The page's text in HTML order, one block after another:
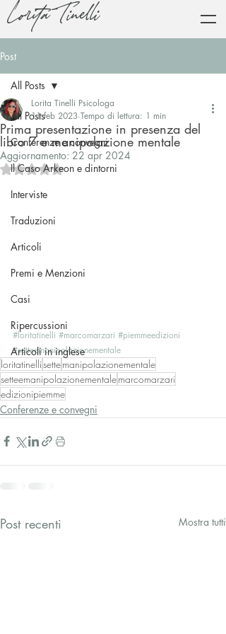
Lorita Tinelli
Post
All Posts
Conferenze e convegni
Il Caso Arkeon e dintorni
Interviste
Traduzioni
Articoli
Premi e Menzioni
Casi
Ripercussioni
Articoli in inglese
All Posts
Prima presentazione in presenza del
libro 7 e manipolazione mentale
Lorita Tinelli Psicologa
11 feb 2023 Tempo di lettura: 1 min
Aggiornamento: 22 apr 2024
Valutazione NaN stelle su 5.
#loritatinelli #marcomarzari #piemmeedizioni
#setteemanipolazionementale
loritatinellisettemanipolazionementale
setteemanipolazionementalemarcomarzari
edizionipiemme
Conferenze e convegni
Post recenti Mostra tutti